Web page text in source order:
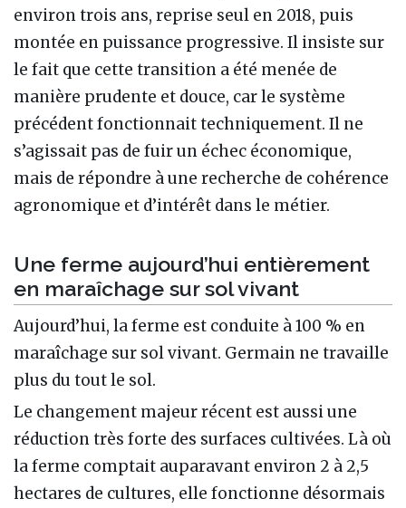
environ trois ans, reprise seul en 2018, puis
montée en puissance progressive. Il insiste sur
le fait que cette transition a été menée de
manière prudente et douce, car le système
précédent fonctionnait techniquement. Il ne
s’agissait pas de fuir un échec économique,
mais de répondre à une recherche de cohérence
agronomique et d’intérêt dans le métier.
Une ferme aujourd’hui entièrement
en maraîchage sur sol vivant
Aujourd’hui, la ferme est conduite à 100 % en
maraîchage sur sol vivant. Germain ne travaille
plus du tout le sol.
Le changement majeur récent est aussi une
réduction très forte des surfaces cultivées. Là où
la ferme comptait auparavant environ 2 à 2,5
hectares de cultures, elle fonctionne désormais